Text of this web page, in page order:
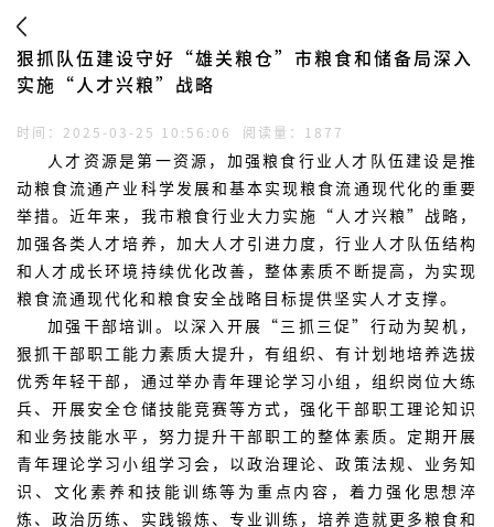
狠抓队伍建设守好“雄关粮仓”市粮食和储备局深入
实施“人才兴粮”战略
时间：2025-03-25 10:56:06 阅读量：1877
人才资源是第一资源，加强粮食行业人才队伍建设是推
动粮食流通产业科学发展和基本实现粮食流通现代化的重要
举措。近年来，我市粮食行业大力实施“人才兴粮”战略，
加强各类人才培养，加大人才引进力度，行业人才队伍结构
和人才成长环境持续优化改善，整体素质不断提高，为实现
粮食流通现代化和粮食安全战略目标提供坚实人才支撑。
加强干部培训。以深入开展“三抓三促”行动为契机，
狠抓干部职工能力素质大提升，有组织、有计划地培养选拔
优秀年轻干部，通过举办青年理论学习小组，组织岗位大练
兵、开展安全仓储技能竞赛等方式，强化干部职工理论知识
和业务技能水平，努力提升干部职工的整体素质。定期开展
青年理论学习小组学习会，以政治理论、政策法规、业务知
识、文化素养和技能训练等为重点内容，着力强化思想淬
炼、政治历练、实践锻炼、专业训练，培养造就更多粮食和